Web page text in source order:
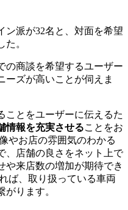
ン派が32名と、対面を希望
。
の商談を希望するユーザー
ーズが高いことが伺えま
ことをユーザーに伝えるた
情報を充実させることをお
やお店の雰囲気のわかる
、店舗の良さをネット上で
や来店数の増加が期待でき
ば、取り扱っている車両
ります。